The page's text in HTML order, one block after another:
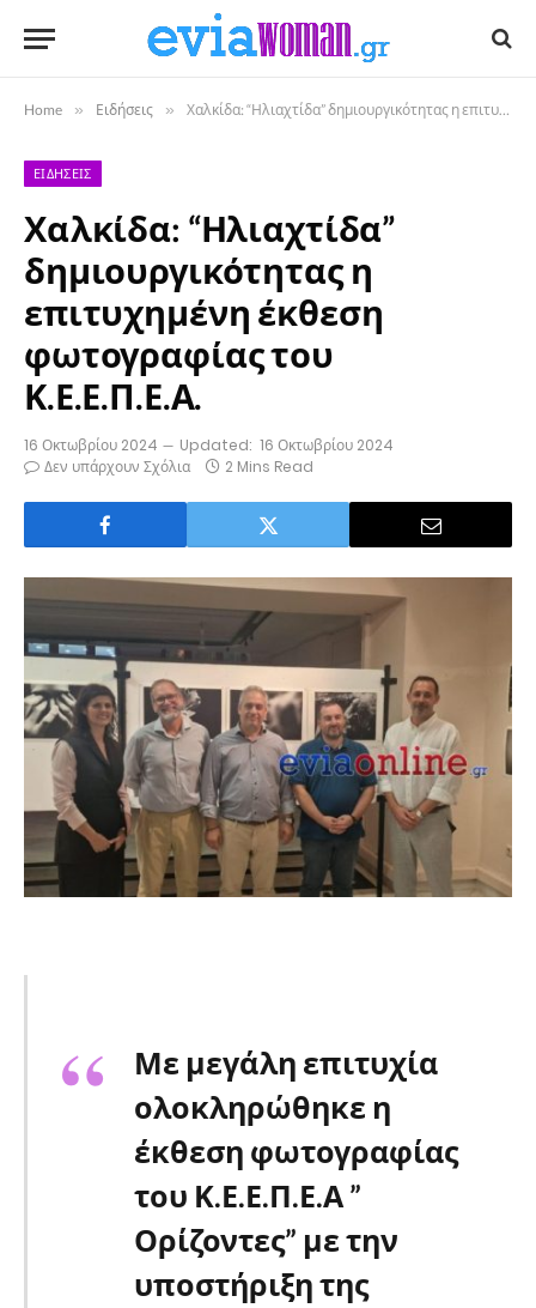
Home » Ειδήσεις » Χαλκίδα: “Ηλιαχτίδα” δημιουργικότητας η επιτυχημένη έκθεση φωτογραφίας του Κ.Ε.Ε.Π.Ε.Α.
ΕΙΔΉΣΕΙΣ
Χαλκίδα: “Ηλιαχτίδα”
δημιουργικότητας η
επιτυχημένη έκθεση
φωτογραφίας του
Κ.Ε.Ε.Π.Ε.Α.
16 Οκτωβρίου 2024 Updated: 16 Οκτωβρίου 2024
Δεν υπάρχουν Σχόλια
2 Mins Read
Με μεγάλη επιτυχία
ολοκληρώθηκε η
έκθεση φωτογραφίας
του Κ.Ε.Ε.Π.Ε.Α ”
Ορίζοντες” με την
υποστήριξη της